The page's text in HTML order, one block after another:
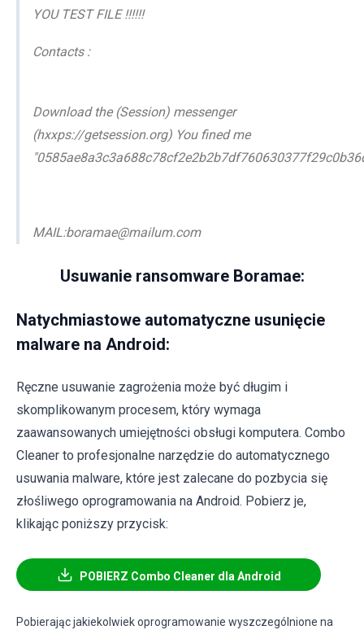
YOU TEST FILE !!!!!!
Contacts :
Download the (Session) messenger
(hxxps://getsession.org) You fined me
MAIL:boramae@mailum.com
Usuwanie ransomware Boramae:
Natychmiastowe automatyczne usunięcie
malware na Android:
Ręczne usuwanie zagrożenia może być długim i
skomplikowanym procesem, który wymaga
zaawansowanych umiejętności obsługi komputera. Combo
Cleaner to profesjonalne narzędzie do automatycznego
usuwania malware, które jest zalecane do pozbycia się
złośliwego oprogramowania na Android. Pobierz je,
klikając poniższy przycisk:
POBIERZ Combo Cleaner dla Android
Pobierając jakiekolwiek oprogramowanie wyszczególnione na